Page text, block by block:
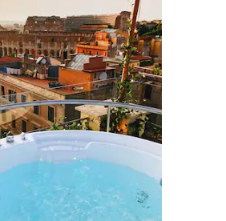
van 5 op 5, 34 recensies